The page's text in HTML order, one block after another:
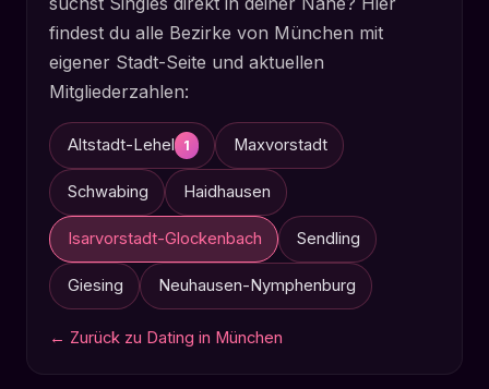
findest du alle Bezirke von München mit
eigener Stadt-Seite und aktuellen
Mitgliederzahlen:
Altstadt-Lehel 1 Maxvorstadt
Schwabing Haidhausen
Isarvorstadt-Glockenbach Sendling
Giesing Neuhausen-Nymphenburg
← Zurück zu Dating in München